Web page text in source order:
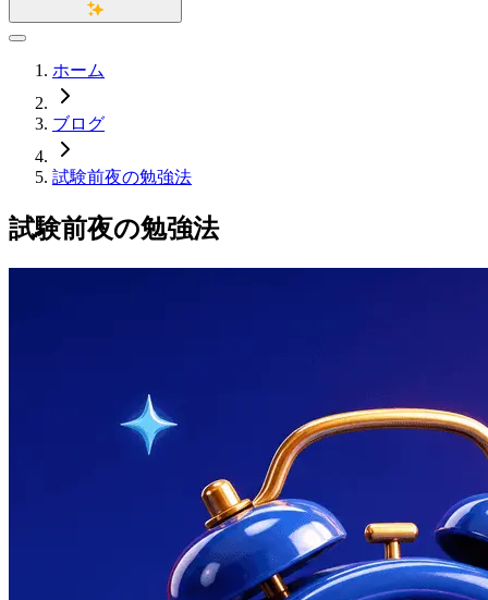
ホーム
ブログ
試験前夜の勉強法
試験前夜の勉強法